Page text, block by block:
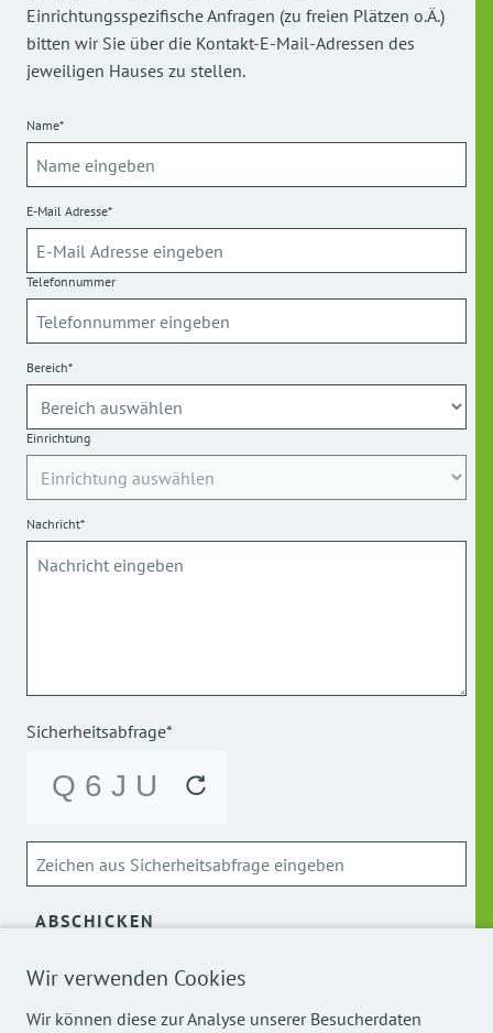
Wir verwenden Cookies
Wir können diese zur Analyse unserer Besucherdaten
Einrichtungsspezifische Anfragen (zu freien Plätzen o.Ä.)
bitten wir Sie über die Kontakt-E-Mail-Adressen des
jeweiligen Hauses zu stellen.
Name*
E-Mail Adresse*
Telefonnummer
Bereich*
Einrichtung
Nachricht*
Sicherheitsabfrage*
ABSCHICKEN
Über die Verarbeitung meiner personenbezogenen Daten